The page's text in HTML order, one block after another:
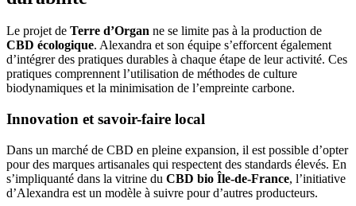
Le projet de Terre d’Organ ne se limite pas à la production de
CBD écologique. Alexandra et son équipe s’efforcent également
d’intégrer des pratiques durables à chaque étape de leur activité. Ces
pratiques comprennent l’utilisation de méthodes de culture
biodynamiques et la minimisation de l’empreinte carbone.
Innovation et savoir-faire local
Dans un marché de CBD en pleine expansion, il est possible d’opter
pour des marques artisanales qui respectent des standards élevés. En
s’impliquanté dans la vitrine du CBD bio Île-de-France, l’initiative
d’Alexandra est un modèle à suivre pour d’autres producteurs.